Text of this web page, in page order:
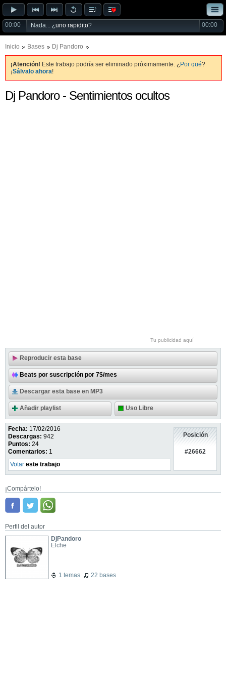
00:00 Nada... ¿uno rapidito? 00:00
Inicio Bases Dj Pandoro
¡Atención! Este trabajo podría ser eliminado próximamente. ¿Por qué?
¡Sálvalo ahora!
Dj Pandoro - Sentimientos ocultos
Tu publicidad aquí
Reproducir esta base
Beats por suscripción por 7$/mes
Descargar esta base en MP3
Añadir playlist Uso Libre
Fecha: 17/02/2016
Descargas: 942
Puntos: 24
Comentarios: 1
Votar este trabajo
Posición
#26662
¡Compártelo!
Perfil del autor
DjPandoro
Elche
1 temas 22 bases